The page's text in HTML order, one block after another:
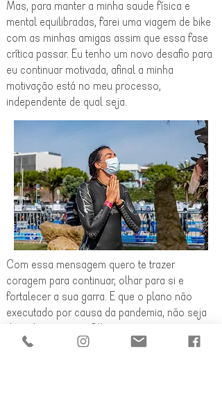
Mas, para manter a minha saude física e
mental equilibradas, farei uma viagem de bike
com as minhas amigas assim que essa fase
crítica passar. Eu tenho um novo desafio para
eu continuar motivada, afinal a minha
motivação está no meu processo,
independente de qual seja.
Com essa mensagem quero te trazer
coragem para continuar, olhar para si e
fortalecer a sua garra. E que o plano não
executado por causa da pandemia, não seja
possibilidades, olhe para o lado.